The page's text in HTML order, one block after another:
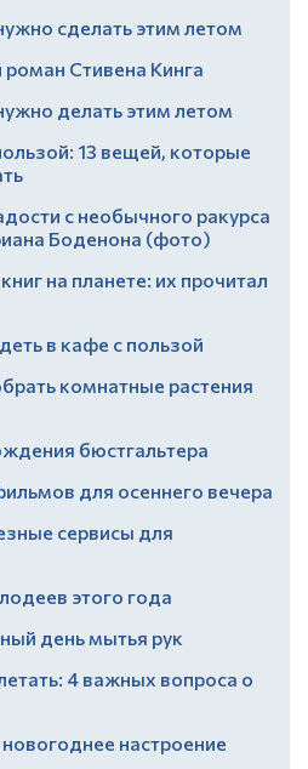
сделать этим летом
Стивена Кинга
делать этим летом
13 вещей, которые
с необычного ракурса
Боденона (фото)
на планете: их прочитал
в кафе с пользой
комнатные растения
бюстгальтера
для осеннего вечера
сервисы для
этого года
день мытья рук
4 важных вопроса о
настроение